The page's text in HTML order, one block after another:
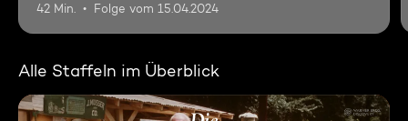
42 Min. Folge vom 15.04.2024
Alle Staffeln im Überblick